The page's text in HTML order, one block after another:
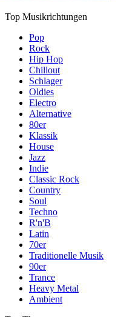
Top Musikrichtungen
Pop
Rock
Hip Hop
Chillout
Schlager
Oldies
Electro
Alternative
80er
Klassik
House
Jazz
Indie
Classic Rock
Country
Soul
Techno
R'n'B
Latin
70er
Traditionelle Musik
90er
Trance
Heavy Metal
Ambient